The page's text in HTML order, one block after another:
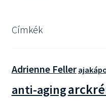
Címkék
Adrienne Feller
anti-aging